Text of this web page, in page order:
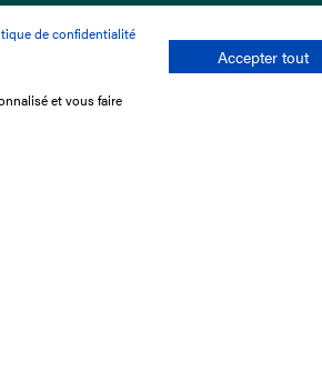
Lutte anti-dopage
Bien être equin
Index Egalité Femmes-Hommes
Jeu responsable
de confidentialité
et vous faire
Accepter tout